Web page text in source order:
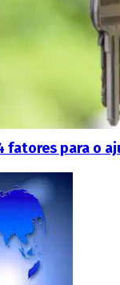
fatores para o